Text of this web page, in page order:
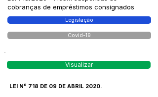
cobranças de empréstimos consignados
Legislação
Covid-19
Visualizar
LEI Nº 718 DE 09 DE ABRIL 2020.